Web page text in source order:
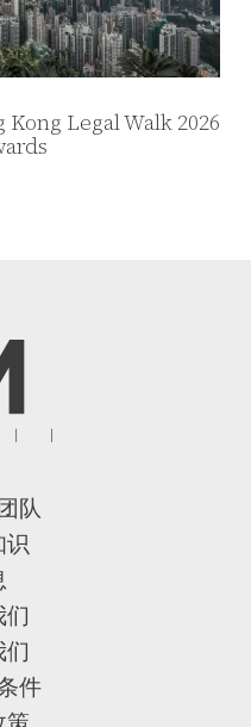
Legal Walk 2026
队
识
们
们
件
策